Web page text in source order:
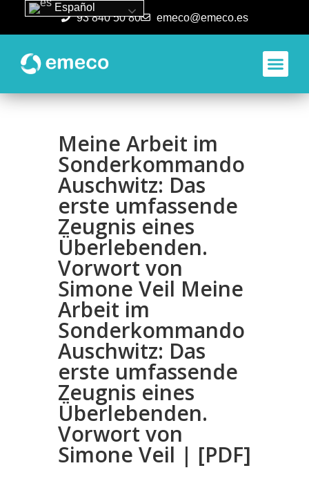
93 840 50 80 emeco@emeco.es
Meine Arbeit im
Sonderkommando
Auschwitz: Das
erste umfassende
Zeugnis eines
Überlebenden.
Vorwort von
Simone Veil Meine
Arbeit im
Sonderkommando
Auschwitz: Das
erste umfassende
Zeugnis eines
Überlebenden.
Vorwort von
Simone Veil | [PDF]
Español